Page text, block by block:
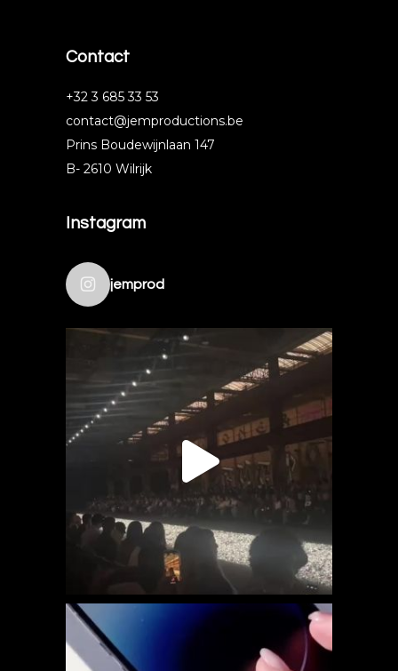
Contact
‭+32 3 685 33 53‬
contact@jemproductions.be
Prins Boudewijnlaan 147
B- 2610 Wilrijk
Instagram
jemprod